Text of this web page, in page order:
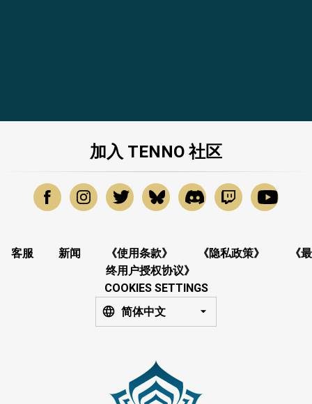
加入 TENNO 社区
客服 新闻 《使用条款》 《隐私政策》
《最
终用户授权协议》
COOKIES SETTINGS
简体中文